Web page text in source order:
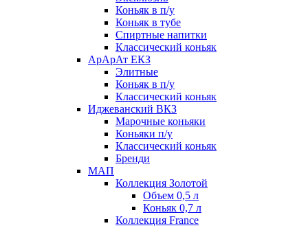
Коньяк в п/у
Коньяк в тубе
Спиртные напитки
Классический коньяк
АрАрАт ЕКЗ
Элитные
Коньяк в п/у
Классический коньяк
Иджеванский ВКЗ
Марочные коньяки
Коньяки п/у
Классический коньяк
Бренди
МАП
Коллекция Золотой
Объем 0,5 л
Коньяк 0,7 л
Коллекция France